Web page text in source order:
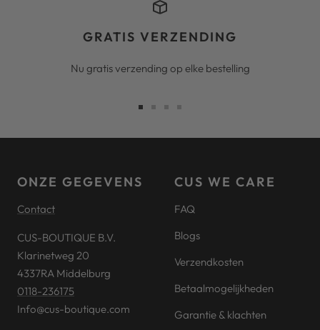
GRATIS VERZENDING
Nu gratis verzending op elke bestelling
ONZE GEGEVENS
Contact
CUS-BOUTIQUE B.V.
Klarinetweg 20
4337RA Middelburg
0118-236175
Info@cus-boutique.com
CUS WE CARE
FAQ
Blogs
Verzendkosten
Betaalmogelijkheden
Garantie & klachten